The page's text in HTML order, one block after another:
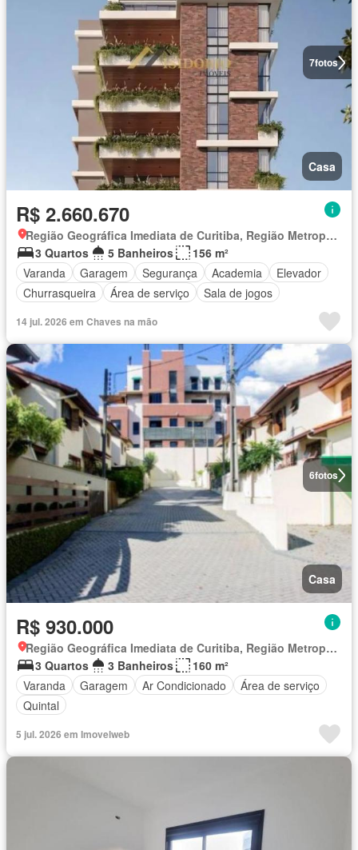
7fotos
Casa
R$ 2.660.670
Região Geográfica Imediata de Curitiba, Região Metropolitana de Curitiba
3 Quartos
5 Banheiros
156 m²
Varanda
Garagem Segurança Academia
Elevador
Churrasqueira
Área de serviço Sala de jogos
14 jul. 2026 em Chaves na mão
6fotos
Casa
R$ 930.000
Região Geográfica Imediata de Curitiba, Região Metropolitana de Curitiba
3 Quartos
3 Banheiros
160 m²
Varanda
Garagem Ar Condicionado
Área de serviço
Quintal
5 jul. 2026 em Imovelweb